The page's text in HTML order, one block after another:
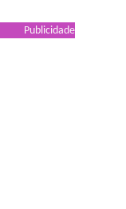
Publicidade